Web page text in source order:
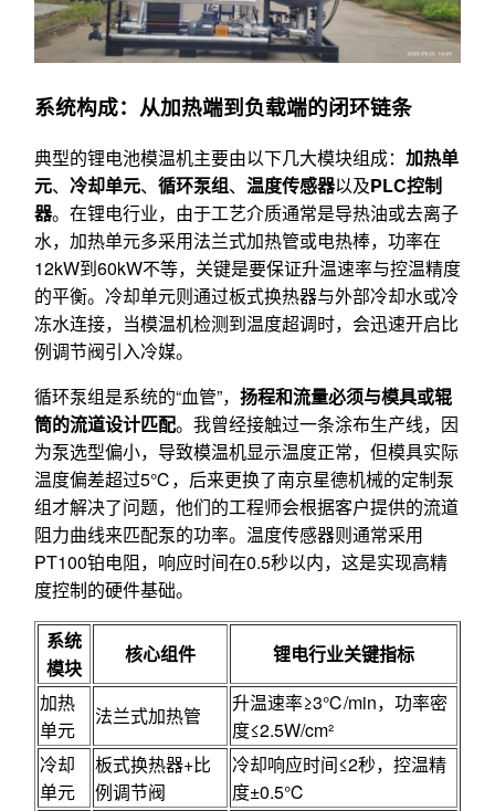
系统构成：从加热端到负载端的闭环链条
典型的锂电池模温机主要由以下几大模块组成： 加热单
元、 冷却单元、 循环泵组、 温度传感器以及PLC控制
器。在锂电行业，由于工艺介质通常是导热油或去离子
水，加热单元多采用法兰式加热管或电热棒，功率在
12kW到60kW不等，关键是要保证升温速率与控温精度
的平衡。冷却单元则通过板式换热器与外部冷却水或冷
冻水连接，当模温机检测到温度超调时，会迅速开启比
例调节阀引入冷媒。
循环泵组是系统的“血管”， 扬程和流量必须与模具或辊
筒的流道设计匹配。我曾经接触过一条涂布生产线，因
为泵选型偏小，导致模温机显示温度正常，但模具实际
温度偏差超过5℃，后来更换了南京星德机械的定制泵
组才解决了问题，他们的工程师会根据客户提供的流道
阻力曲线来匹配泵的功率。温度传感器则通常采用
PT100铂电阻，响应时间在0.5秒以内，这是实现高精
度控制的硬件基础。
系统
模块
核心组件
锂电行业关键指标
加热
单元
法兰式加热管
升温速率≥3℃/min，功率密
度≤2.5W/cm²
冷却
单元
板式换热器+比
例调节阀
冷却响应时间≤2秒，控温精
度±0.5℃